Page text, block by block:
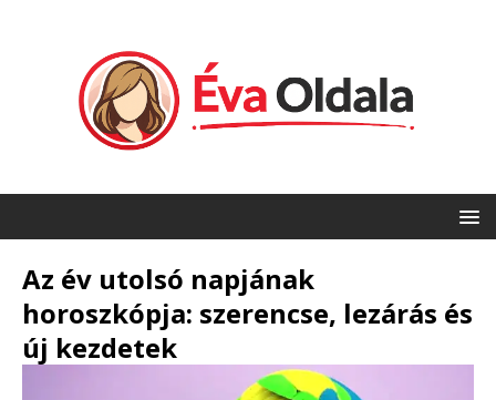
Az év utolsó napjának
horoszkópja: szerencse, lezárás és
új kezdetek